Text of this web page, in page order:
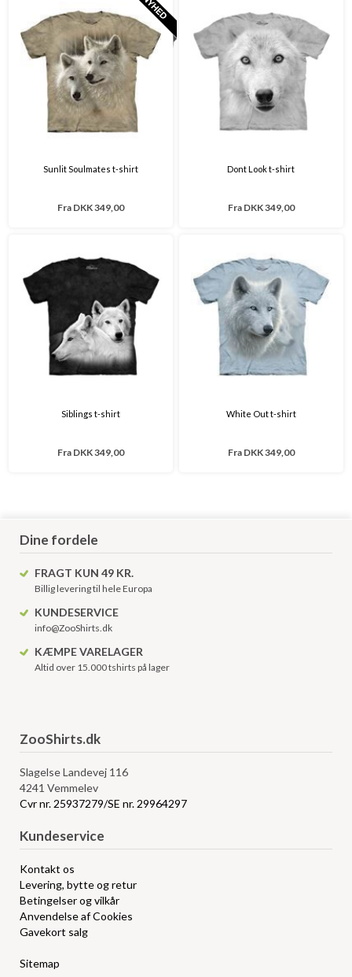
Sunlit Soulmates t-shirt
Fra DKK 349,00
Dont Look t-shirt
Fra DKK 349,00
Siblings t-shirt
Fra DKK 349,00
White Out t-shirt
Fra DKK 349,00
Dine fordele
FRAGT KUN 49 KR.
Billig levering til hele Europa
KUNDESERVICE
info@ZooShirts.dk
KÆMPE VARELAGER
Altid over 15.000 tshirts på lager
ZooShirts.dk
Slagelse Landevej 116
4241 Vemmelev
Cvr nr. 25937279/SE nr. 29964297
Kundeservice
Kontakt os
Levering, bytte og retur
Betingelser og vilkår
Anvendelse af Cookies
Gavekort salg
Sitemap